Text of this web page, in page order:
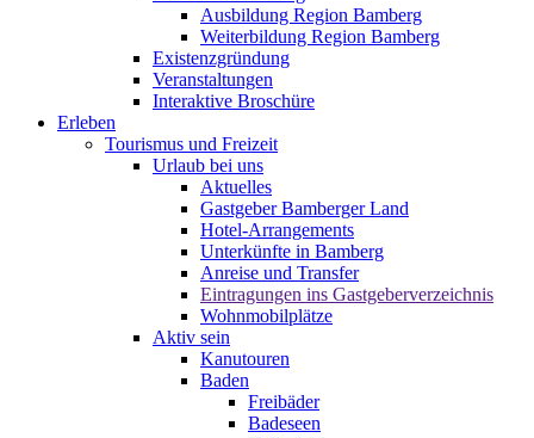
Ausbildung Region Bamberg
Weiterbildung Region Bamberg
Existenzgründung
Veranstaltungen
Interaktive Broschüre
Erleben
Tourismus und Freizeit
Urlaub bei uns
Aktuelles
Gastgeber Bamberger Land
Hotel-Arrangements
Unterkünfte in Bamberg
Anreise und Transfer
Eintragungen ins Gastgeberverzeichnis
Wohnmobilplätze
Aktiv sein
Kanutouren
Baden
Freibäder
Badeseen